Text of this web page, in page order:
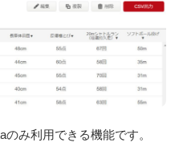
み利用できる機能です。